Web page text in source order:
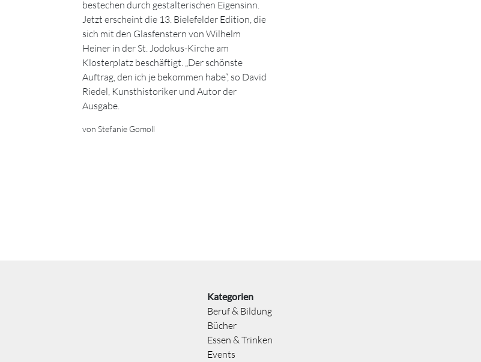
bestechen durch gestalterischen Eigensinn.
Jetzt erscheint die 13. Bielefelder Edition, die
sich mit den Glasfenstern von Wilhelm
Heiner in der St. Jodokus-Kirche am
Klosterplatz beschäftigt. „Der schönste
Auftrag, den ich je bekommen habe“, so David
Riedel, Kunsthistoriker und Autor der
Ausgabe.
von Stefanie Gomoll
Kategorien
Beruf & Bildung
Bücher
Essen & Trinken
Events